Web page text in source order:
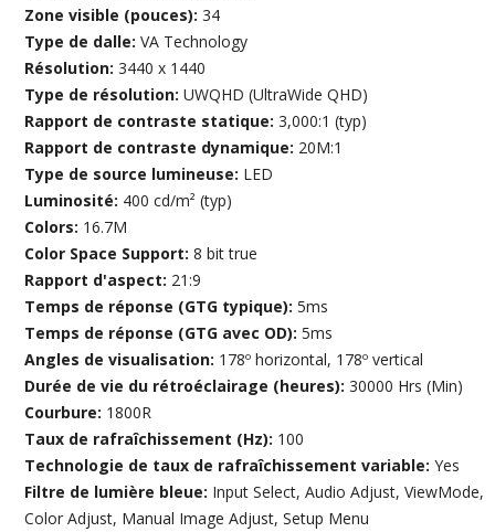
Zone visible (pouces):34
Type de dalle:VA Technology
Résolution:3440 x 1440
Type de résolution:UWQHD (UltraWide QHD)
Rapport de contraste statique:3,000:1 (typ)
Rapport de contraste dynamique: 20M:1
Type de source lumineuse: LED
Luminosité: 400 cd/m² (typ)
Colors: 16.7M
Color Space Support:8 bit true
Rapport d'aspect: 21:9
Temps de réponse (GTG typique):5ms
Temps de réponse (GTG avec OD):5ms
Angles de visualisation: 178º horizontal, 178º vertical
Durée de vie du rétroéclairage (heures):30000 Hrs (Min)
Courbure: 1800R
Taux de rafraîchissement (Hz): 100
Technologie de taux de rafraîchissement variable:Yes
Filtre de lumière bleue: Input Select, Audio Adjust, ViewMode,
Color Adjust, Manual Image Adjust, Setup Menu